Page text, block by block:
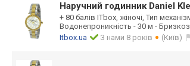
Наручний годинник Daniel
+ 80 балів ITbox, жіночі, Тип
Водонепроникність - 30 м -
Itbox.ua
З нами 8 років (Київ)